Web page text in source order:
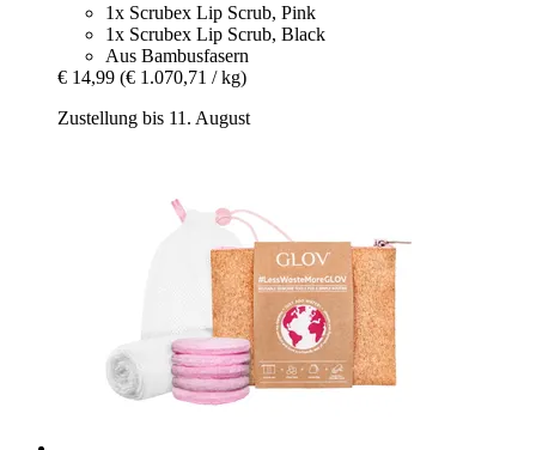
1x Scrubex Lip Scrub, Pink
1x Scrubex Lip Scrub, Black
Aus Bambusfasern
€ 14,99 (€ 1.070,71 / kg)
Zustellung bis 11. August